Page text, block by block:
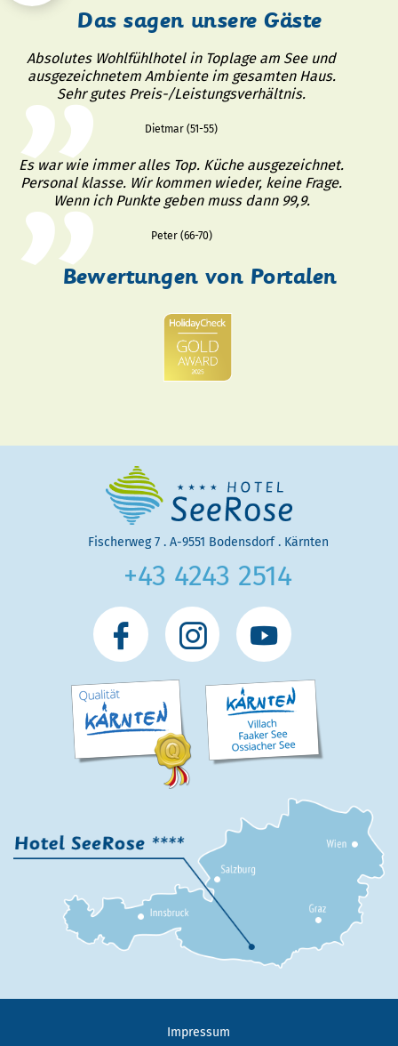
Das sagen unsere Gäste
Absolutes Wohlfühlhotel in Toplage am See und
ausgezeichnetem Ambiente im gesamten Haus.
Sehr gutes Preis-/Leistungsverhältnis.
Dietmar (51-55)
Es war wie immer alles Top. Küche ausgezeichnet.
Personal klasse. Wir kommen wieder, keine Frage.
Wenn ich Punkte geben muss dann 99,9.
Peter (66-70)
Bewertungen von Portalen
Fischerweg 7. A-9551 Bodensdorf. Kärnten
+43 4243 2514
Impressum